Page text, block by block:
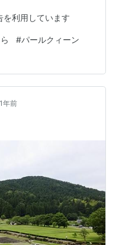
を利用しています
#パールクィーン
1年前